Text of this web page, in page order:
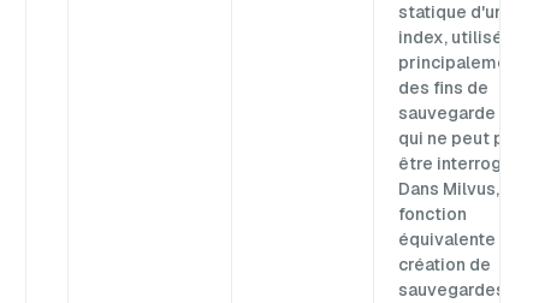
statique d'un
index, utilisé
principalement à
des fins de
sauvegarde et
qui ne peut pas
être interrogé.
Dans Milvus, la
fonction
équivalente de
création de
sauvegardes est